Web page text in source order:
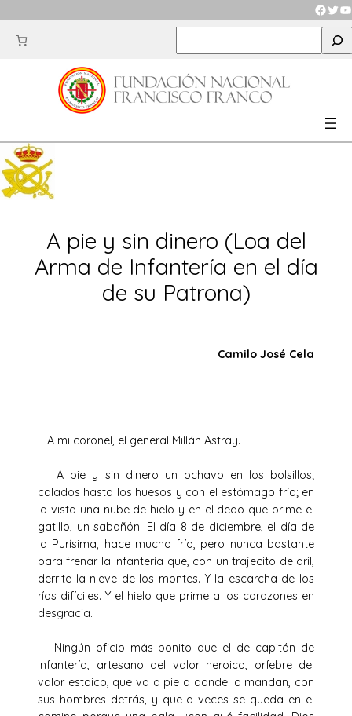
al
contenido
e
r
c
A pie y sin dinero (Loa del
Arma de Infantería en el día
de su Patrona)
Camilo José Cela
A mi coronel, el general Millán Astray.
A pie y sin dinero un ochavo en los bolsillos;
calados hasta los huesos y con el estómago frío; en
la vista una nube de hielo y en el dedo que prime el
gatillo, un sabañón. El día 8 de diciembre, el día de
la Purísima, hace mucho frío, pero nunca bastante
para frenar la Infantería que, con un trajecito de dril,
derrite la nieve de los montes. Y la escarcha de los
ríos difíciles. Y el hielo que prime a los corazones en
desgracia.
Ningún oficio más bonito que el de capitán de
Infantería, artesano del valor heroico, orfebre del
valor estoico, que va a pie a donde lo mandan, con
sus hombres detrás, y que a veces se queda en el